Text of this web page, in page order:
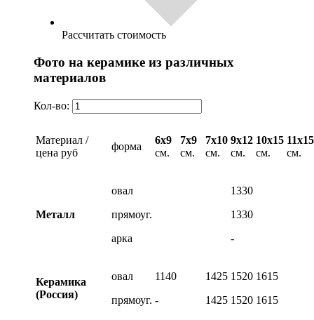
Рассчитать стоимость
Фото на керамике из различных
материалов
Кол-во:
Материал /
цена руб
форма
6х9
см.
7х9
см.
7х10
см.
9х12
см.
10х15
см.
11х15
см.
Металл
овал
прямоуг.
арка
1330
1330
-
Керамика
(Россия)
овал
прямоуг.
1140
-
1425
1425
1520
1520
1615
1615